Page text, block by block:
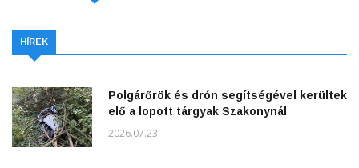
HÍREK
Polgárőrök és drón segítségével kerültek
elő a lopott tárgyak Szakonynál
2026.07.23.